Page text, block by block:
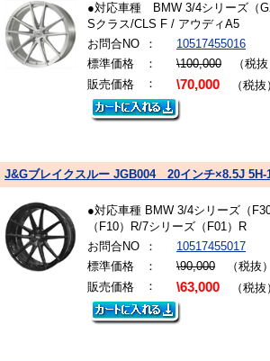
●対応車種 BMW 3/4シリーズ（
Sクラス/CLS F / アウディA5
お問合NO
：
10517455016
標準価格
： \100,000 （税抜
販売価格
： \70,000 （税抜
J&Gブレイクスルー JGB004 20インチ×8.5J 5H-
●対応車種 BMW 3/4シリーズ（
（F10）R/7シリーズ（F01）R
お問合NO
：
10517455017
標準価格
： \90,000 （税抜）
販売価格
： \63,000 （税抜